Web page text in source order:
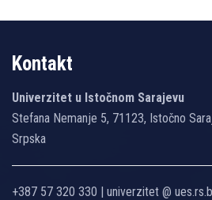
Kontakt
Univerzitet u Istočnom Sarajevu
Stefana Nemanje 5, 71123, Istočno
Srpska
+387 57 320 330 | univerzitet @